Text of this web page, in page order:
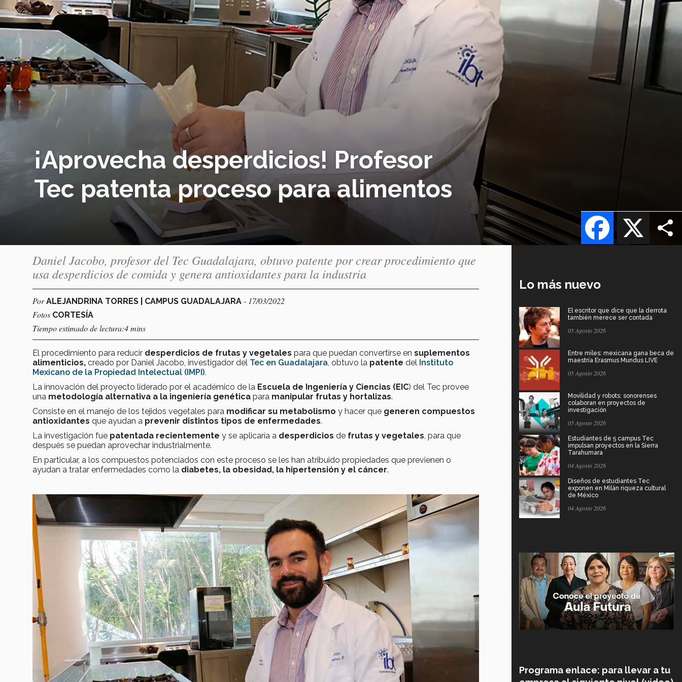
¡Aprovecha desperdicios! Profesor
Tec patenta proceso para alimentos
X
Facebook
Daniel Jacobo, profesor del Tec Guadalajara, obtuvo patente por crear procedimiento que
usa desperdicios de comida y genera antioxidantes para la industria
PorALEJANDRINA TORRES | CAMPUS GUADALAJARA - 17/03/2022
Fotos CORTESÍA
Tiempo estimado de lectura:4 mins
El procedimiento para reducir desperdicios de frutas y vegetales para que puedan convertirse en suplementos
alimenticios, creado por Daniel Jacobo, investigador del Tec en Guadalajara , obtuvo la patente del Instituto
Mexicano de la Propiedad Intelectual (IMPI).
La innovación del proyecto liderado por el académico de la Escuela de Ingeniería y Ciencias (EIC) del Tec provee
una metodología alternativa a la ingeniería genética para manipular frutas y hortalizas.
Consiste en el manejo de los tejidos vegetales para modificar su metabolismo y hacer que generen compuestos
antioxidantes que ayudan a prevenir distintos tipos de enfermedades.
La investigación fue patentada recientemente y se aplicaría a desperdicios de frutas y vegetales , para que
después se puedan aprovechar industrialmente.
En particular, a los compuestos potenciados con este proceso se les han atribuido propiedades que previenen o
ayudan a tratar enfermedades como la diabetes, la obesidad, la hipertensión y el cáncer.
Lo más nuevo
El escritor que dice que la derrota
también merece ser contada
05 Agosto 2026
Entre miles: mexicana gana beca de
maestría Erasmus Mundus LIVE
05 Agosto 2026
Movilidad y robots: sonorenses
colaboran en proyectos de
investigación
05 Agosto 2026
Estudiantes de 5 campus Tec
impulsan proyectos en la Sierra
Tarahumara
04 Agosto 2026
Diseños de estudiantes Tec
exponen en Milán riqueza cultural
de México
04 Agosto 2026
Programa enlace: para llevar a tu